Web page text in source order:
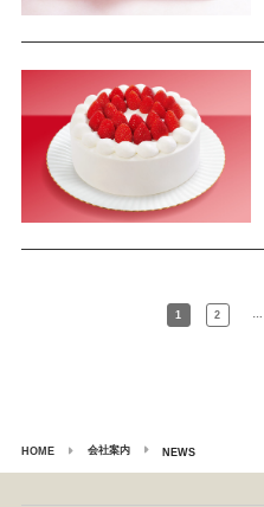
1 2 …
HOME 会社案内 NEWS